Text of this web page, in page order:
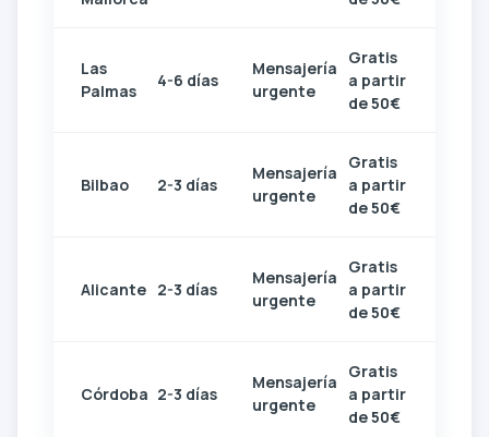
Las
Palmas
4-6 días
Mensajería
urgente
Gratis
a partir
de 50€
Bilbao 2-3 días
Mensajería
urgente
Gratis
a partir
de 50€
Alicante 2-3 días
Mensajería
urgente
Gratis
a partir
de 50€
Córdoba 2-3 días
Mensajería
urgente
Gratis
a partir
de 50€